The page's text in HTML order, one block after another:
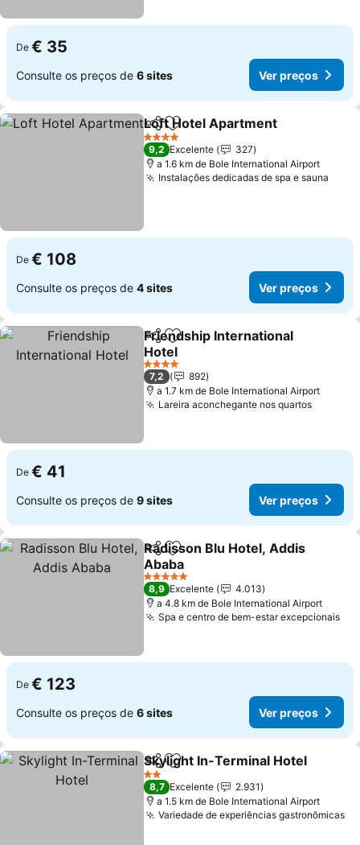
De € 35
Consulte os preços de 6 sites Ver preços
PartilharAdicionar aos favoritos
Loft Hotel Apartment
4 Estrelas
9,2 Excelente
327
a 1.6 km de Bole International Airport
Instalações dedicadas de spa e sauna
De € 108
Consulte os preços de 4 sites Ver preços
PartilharAdicionar aos favoritos
Friendship International
Hotel
Ver preços
4 Estrelas
7,2
892
a 1.7 km de Bole International Airport
Lareira aconchegante nos quartosVer
De € 41
Consulte os preços de 9 sites Ver preços
PartilharAdicionar aos favoritos
Radisson Blu Hotel, Addis
Ababa
Ver preços
5 Estrelas
8,9 Excelente
4.013
a 4.8 km de Bole International Airport
Spa e centro de bem-estar excepcionais
De € 123
Consulte os preços de 6 sites Ver preços
PartilharAdicionar aos favoritos
Skylight In-Terminal Hotel
2 Estrelas
8,7 Excelente
2.931
a 1.5 km de Bole International Airport
Variedade de experiências gastronômicas